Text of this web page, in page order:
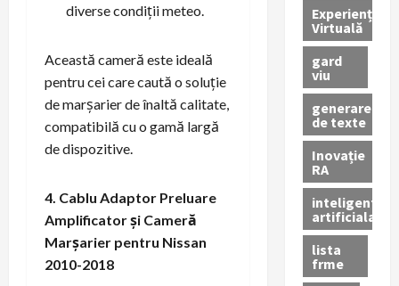
diverse condiții meteo.
Această cameră este ideală
pentru cei care caută o soluție
de marșarier de înaltă calitate,
compatibilă cu o gamă largă
de dispozitive.
4. Cablu Adaptor Preluare
Amplificator și Cameră
Marșarier pentru Nissan
2010-2018
Experiență
Virtuală
gard
viu
generare
de texte
Inovație
RA
inteligenta
artificiala
lista
frme